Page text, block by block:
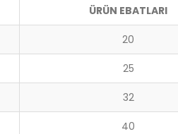
ÜRÜN EBATLARI
20
25
32
40